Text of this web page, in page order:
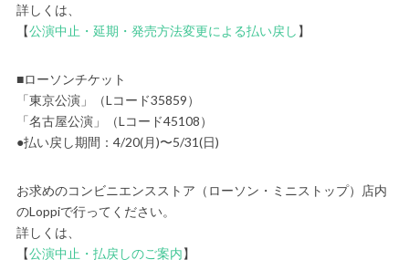
詳しくは、
【公演中止・延期・発売方法変更による払い戻し 】
■ローソンチケット
「東京公演」（Lコード35859）
「名古屋公演」（Lコード45108）
●払い戻し期間：4/20(月)〜5/31(日)
お求めのコンビニエンスストア（ローソン・ミニストップ）店内
のLoppiで行ってください。
詳しくは、
【公演中止・払戻しのご案内】